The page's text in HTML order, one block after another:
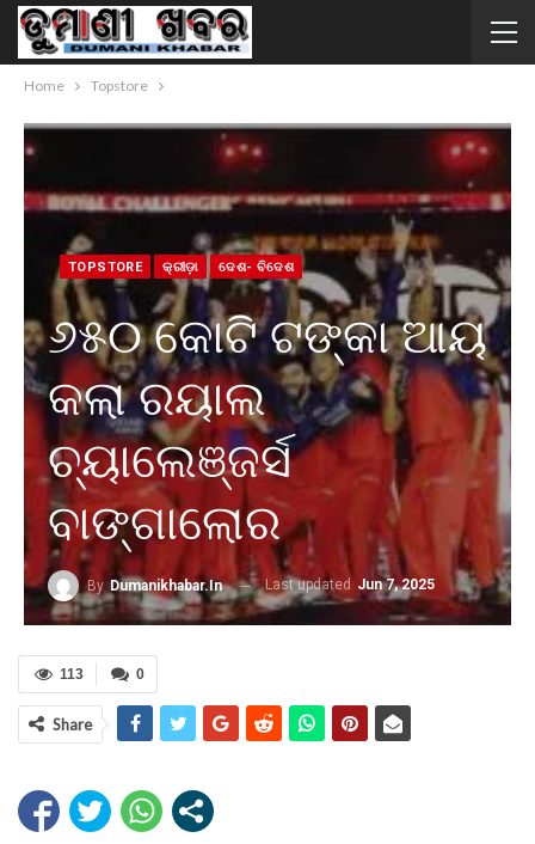
Home Topstore
TOPSTORE କ୍ରୀଡ଼ା ଦେଶ- ବିଦେଶ
୬୫୦ କୋଟି ଟଙ୍କା ଆୟ
କଲା ରୟାଲ
ଚ୍ୟାଲେଞ୍ଜର୍ସ
ବାଙ୍ଗାଲୋର
By Dumanikhabar.in Last updated Jun 7, 2025
0
113
Share